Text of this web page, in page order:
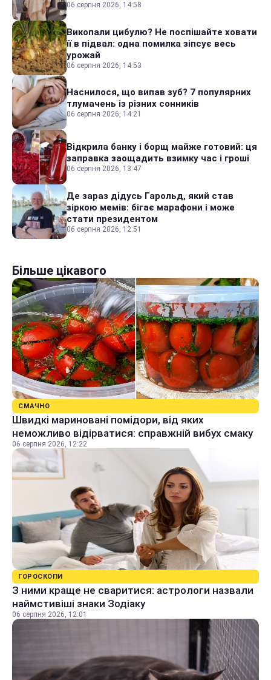
06 серпня 2026, 14:58
Викопали цибулю? Не поспішайте ховати
її в підвал: одна помилка зіпсує весь
урожай
06 серпня 2026, 14:53
Наснилося, що випав зуб? 7 популярних
тлумачень із різних сонників
06 серпня 2026, 14:21
Відкрила банку і борщ майже готовий: ця
заправка заощадить взимку час і гроші
06 серпня 2026, 13:47
Де зараз дідусь Гарольд, який став
зіркою мемів: бігає марафони і може
стати президентом
06 серпня 2026, 12:51
Більше цікавого
СМАЧНО
Швидкі мариновані помідори, від яких
неможливо відірватися: справжній вибух смаку
06 серпня 2026, 12:22
ГОРОСКОПИ
З ними краще не сваритися: астрологи назвали
наймстивіші знаки Зодіаку
06 серпня 2026, 12:01